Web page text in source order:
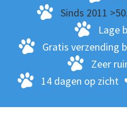
Sinds 2011
Lage
Gratis verzending
Zeer
14 dagen op zicht